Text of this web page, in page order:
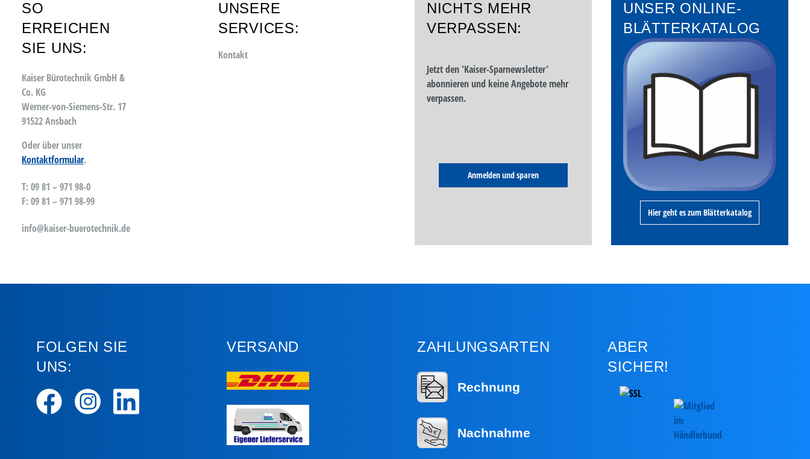
SO
ERREICHEN
SIE UNS:
Kaiser Bürotechnik GmbH &
Co. KG
Werner-von-Siemens-Str. 17
91522 Ansbach
Oder über unser
Kontaktformular.
T: 09 81 – 971 98-0
F: 09 81 – 971 98-99
info@kaiser-buerotechnik.de
UNSERE
SERVICES:
Kontakt
NICHTS MEHR
VERPASSEN:
Jetzt den 'Kaiser-Sparnewsletter'
abonnieren und keine Angebote mehr
verpassen.
Anmelden und sparen
UNSER ONLINE-
BLÄTTERKATALOG
Hier geht es zum Blätterkatalog
FOLGEN SIE
UNS:
VERSAND ZAHLUNGSARTEN
Rechnung
Nachnahme
ABER
SICHER!